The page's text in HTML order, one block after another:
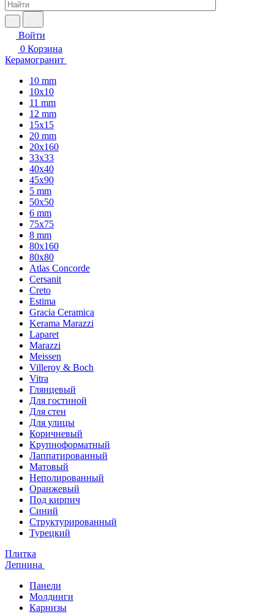
Войти
0 Корзина
Керамогранит
10 mm
10x10
11 mm
12 mm
15x15
20 mm
20х160
33x33
40х40
45x90
5 mm
50x50
6 mm
75х75
8 mm
80x160
80x80
Atlas Concorde
Cersanit
Creto
Estima
Gracia Ceramica
Kerama Marazzi
Laparet
Marazzi
Meissen
Villeroy & Boch
Vitra
Глянцевый
Для гостиной
Для стен
Для улицы
Коричневый
Крупноформатный
Лаппатированный
Матовый
Неполированный
Оранжевый
Под кирпич
Синий
Структурированный
Турецкий
Плитка
Лепнина
Панели
Молдинги
Карнизы